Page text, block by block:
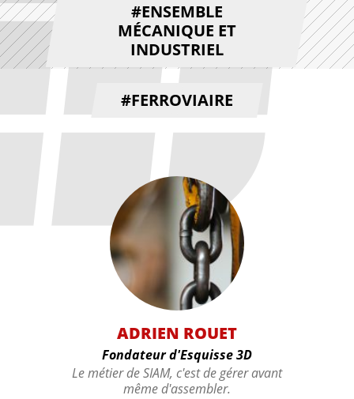
#ENSEMBLE
MÉCANIQUE ET
INDUSTRIEL
#FERROVIAIRE
ADRIEN ROUET
Fondateur d'Esquisse 3D
Le métier de SIAM, c'est de gérer avant
même d'assembler.